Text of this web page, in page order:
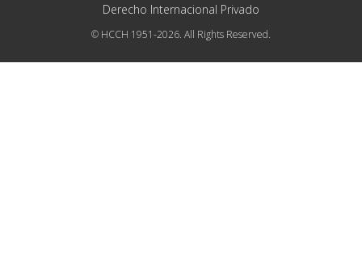
Derecho Internacional Privado
© HCCH 1951-2026. All Rights Reserved.